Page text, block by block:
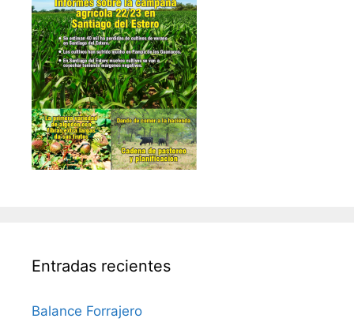
Entradas recientes
Balance Forrajero